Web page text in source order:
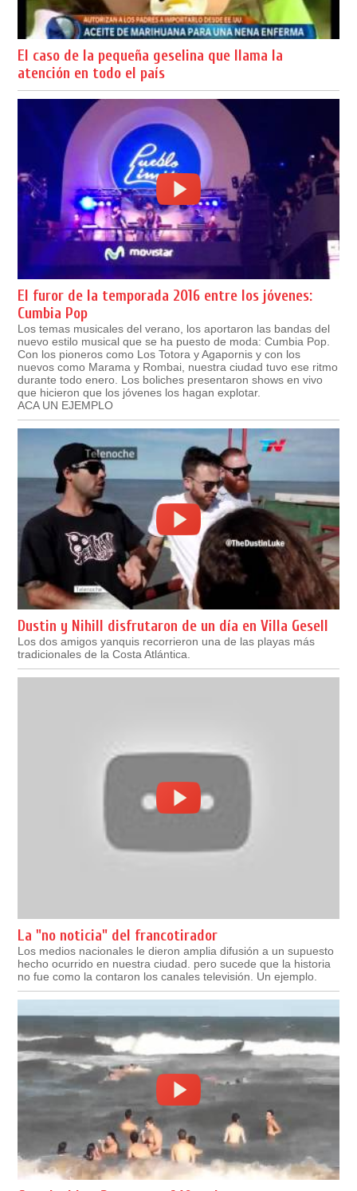
El caso de la pequeña geselina que llama la
atención en todo el país
El furor de la temporada 2016 entre los jóvenes:
Cumbia Pop
Los temas musicales del verano, los aportaron las bandas del
nuevo estilo musical que se ha puesto de moda: Cumbia Pop.
Con los pioneros como Los Totora y Agapornis y con los
nuevos como Marama y Rombai, nuestra ciudad tuvo ese ritmo
durante todo enero. Los boliches presentaron shows en vivo
que hicieron que los jóvenes los hagan explotar.
ACA UN EJEMPLO
Dustin y Nihill disfrutaron de un día en Villa Gesell
Los dos amigos yanquis recorrieron una de las playas más
tradicionales de la Costa Atlántica.
La "no noticia" del francotirador
Los medios nacionales le dieron amplia difusión a un supuesto
hecho ocurrido en nuestra ciudad. pero sucede que la historia
no fue como la contaron los canales televisión. Un ejemplo.